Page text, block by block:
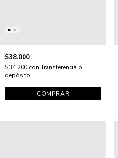
$38.000
$34.200 con Transferencia o
depósito